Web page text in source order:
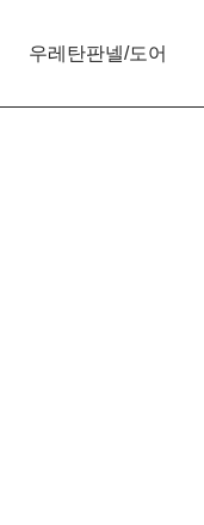
우레탄판넬/도어